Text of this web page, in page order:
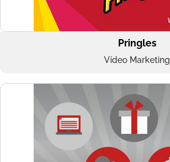
Pringles
Vídeo Marketing